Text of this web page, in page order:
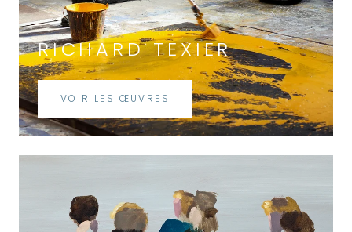
RICHARD TEXIER
VOIR LES ŒUVRES